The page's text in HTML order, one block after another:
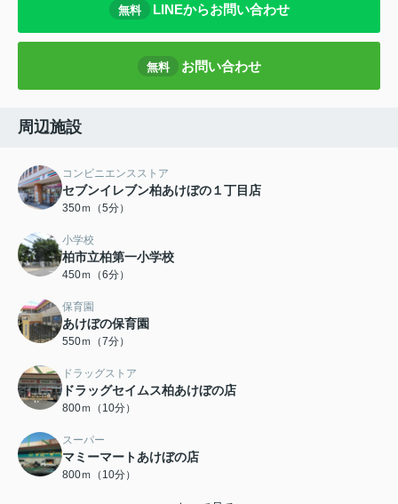
無料 LINEからお問い合わせ
無料 お問い合わせ
周辺施設
コンビニエンスストア
セブンイレブン柏あけぼの１丁目店
350ｍ（5分）
小学校
柏市立柏第一小学校
450ｍ（6分）
保育園
あけぼの保育園
550ｍ（7分）
ドラッグストア
ドラッグセイムス柏あけぼの店
800ｍ（10分）
スーパー
マミーマートあけぼの店
800ｍ（10分）